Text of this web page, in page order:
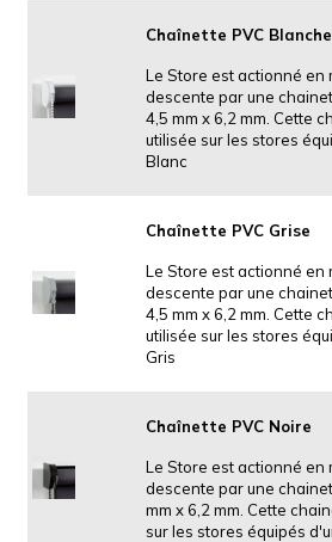
Chaînette PVC Blanche
Le Store est actionné en
descente par une
4,5 mm x 6,2 mm. Cette
utilisée sur les stores
Blanc
Chaînette PVC Grise
Le Store est actionné en
descente par une
4,5 mm x 6,2 mm. Cette
utilisée sur les stores
Gris
Chaînette PVC Noire
Le Store est actionné en
descente par une
mm x 6,2 mm. Cette
sur les stores équipés